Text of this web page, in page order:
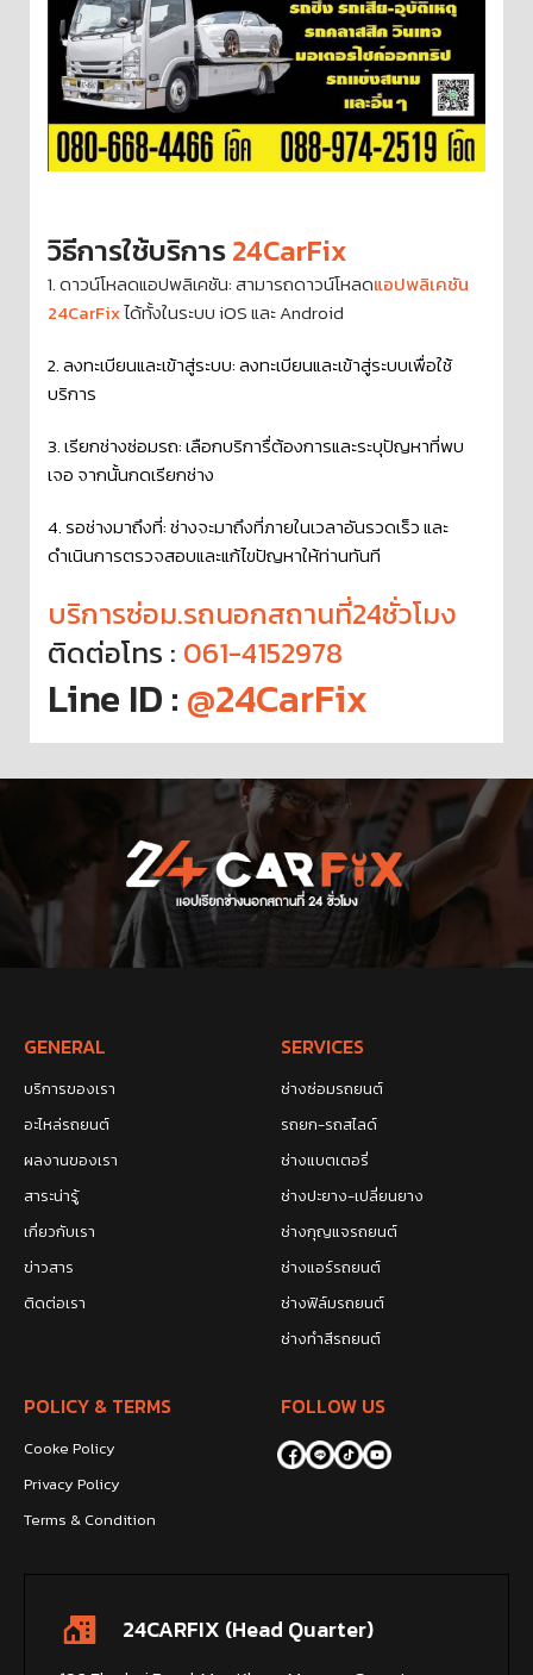
วิธีการใช้บริการ24CarFix
1. ดาวน์โหลดแอปพลิเคชัน: สามารถดาวน์โหลดแอปพลิเคชัน
24CarFixได้ทั้งในระบบ iOS และ Android
2. ลงทะเบียนและเข้าสู่ระบบ: ลงทะเบียนและเข้าสู่ระบบเพื่อใช้
บริการ
3. เรียกช่างซ่อมรถ: เลือกบริการื่ต้องการและระบุปัญหาที่พบ
เจอ จากนั้นกดเรียกช่าง
4. รอช่างมาถึงที่: ช่างจะมาถึงที่ภายในเวลาอันรวดเร็ว และ
ดำเนินการตรวจสอบและแก้ไขปัญหาให้ท่านทันที
บริการซ่อม.รถนอกสถานที่24ชั่วโมง
ติดต่อโทร : 061-4152978
Line ID :@24CarFix
GENERAL
บริการของเรา
อะไหล่รถยนต์
ผลงานของเรา
สาระน่ารู้
เกี่ยวกับเรา
ข่าวสาร
ติดต่อเรา
SERVICES
ช่างซ่อมรถยนต์
รถยก-รถสไลด์
ช่างแบตเตอรี่
ช่างปะยาง-เปลี่ยนยาง
ช่างกุญแจรถยนต์
ช่างแอร์รถยนต์
ช่างฟิล์มรถยนต์
ช่างทำสีรถยนต์
POLICY & TERMS
Cooke Policy
Privacy Policy
Terms & Condition
FOLLOW US
24CARFIX (Head Quarter)